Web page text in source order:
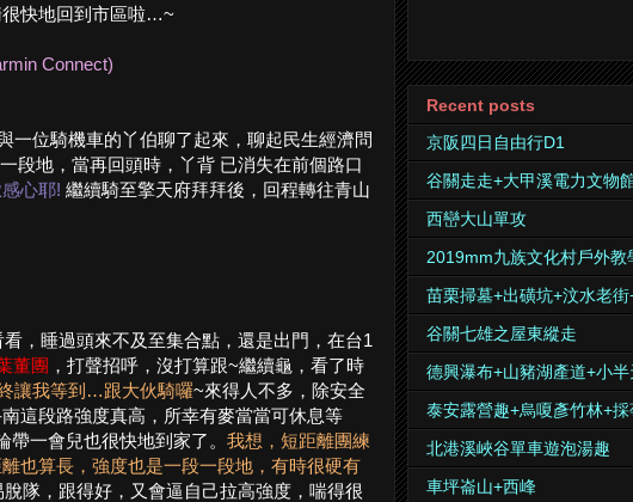
很快地回到市區啦…~
Connect)
一位騎機車的丫伯聊了起來，聊起民生經濟問
段地，當再回頭時，丫背 已消失在前個路口
心耶! 繼續騎至擎天府拜拜後，回程轉往青山
，睡過頭來不及至集合點，還是出門，在台1
董團 ，打聲招呼，沒打算跟~繼續龜，看了時
讓我等到…跟大伙騎囉~來得人不多，除安全
這段路強度真高，所幸有麥當當可休息等
一會兒也很快地到家了。 我想，短距離團練
也算長，強度也是一段一段地，有時很硬有
隊，跟得好，又會逼自己拉高強度，喘得很
Recent posts
京阪四日自由行D1
谷關走走+大甲溪電力文物
西巒大山單攻
2019mm九族文化村戶外教
苗栗掃墓+出磺坑+汶水老
谷關七雄之屋東縱走
德興瀑布+山豬湖產道+小
泰安露營趣+烏嗄彥竹林+採
北港溪峽谷單車遊泡湯趣
車坪崙山+西峰